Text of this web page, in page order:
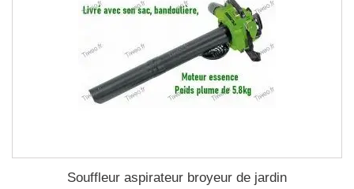
Souffleur aspirateur broyeur de jardin